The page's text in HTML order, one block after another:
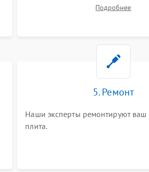
кухонной плиты а также ответит
Подробнее
5. Ремонт
Наши эксперты ремонтируют ваш
плита.